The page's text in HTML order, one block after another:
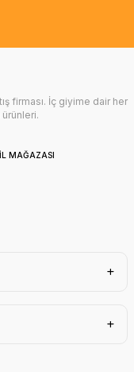
firması. İç giyime dair her
MAĞAZASI